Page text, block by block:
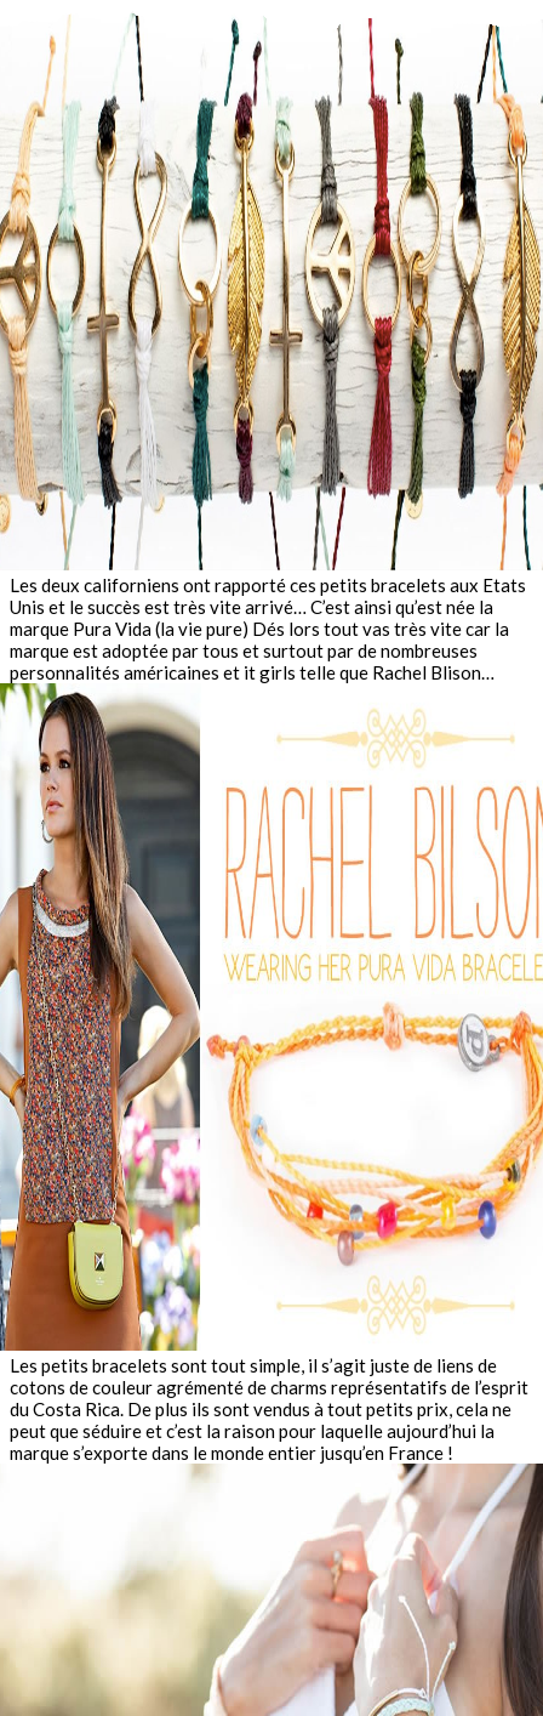
Les deux californiens ont rapporté ces petits bracelets aux Etats
Unis et le succès est très vite arrivé… C’est ainsi qu’est née la
marque Pura Vida (la vie pure) Dés lors tout vas très vite car la
marque est adoptée par tous et surtout par de nombreuses
personnalités américaines et it girls telle que Rachel Blison…
Les petits bracelets sont tout simple, il s’agit juste de liens de
cotons de couleur agrémenté de charms représentatifs de l’esprit
du Costa Rica. De plus ils sont vendus à tout petits prix, cela ne
peut que séduire et c’est la raison pour laquelle aujourd’hui la
marque s’exporte dans le monde entier jusqu’en France !